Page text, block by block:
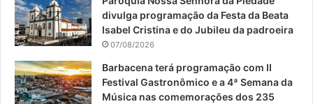
o
k
b
g
a
divulga programação da Festa da Beata
Isabel Cristina e do Jubileu da padroeira
07/08/2026
Barbacena terá programação com II
Festival Gastronômico e a 4ª Semana da
Música nas comemorações dos 235